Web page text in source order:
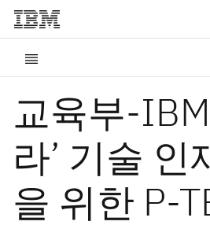
교육부-
라’ 기술 인
을 위한 P-